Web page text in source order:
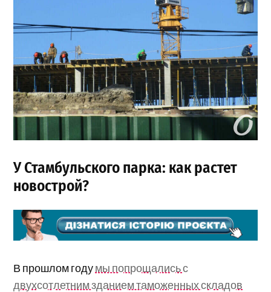
У Стамбульского парка: как растет
новострой?
В прошлом годумы попрощались с
двухсотлетним зданием таможенных складов